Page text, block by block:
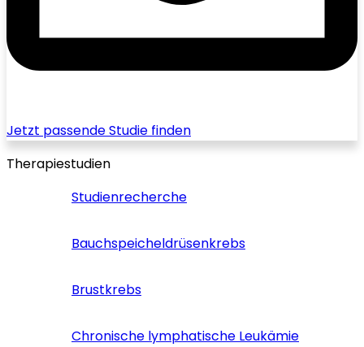
Jetzt passende Studie finden
Therapiestudien
Studienrecherche
Bauchspeicheldrüsenkrebs
Brustkrebs
Chronische lymphatische Leukämie